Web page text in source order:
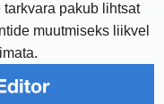
pakub lihtsat
muutmiseks liikvel